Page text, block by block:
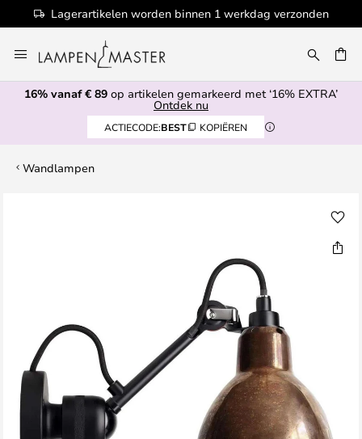
Lagerartikelen worden binnen 1 werkdag verzonden
naar
de
inhoud
16% vanaf € 89 op artikelen gemarkeerd met ‘16% EXTRA’
Ontdek nu
ACTIECODE:BEST KOPIËREN
Wandlampen
afbeeldingen-
gallerij